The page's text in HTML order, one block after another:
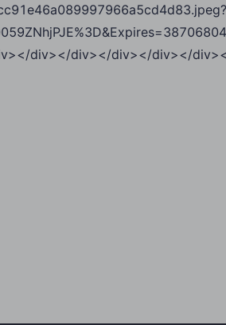
div></div></div></div></